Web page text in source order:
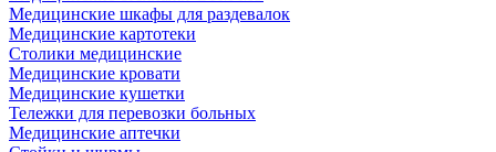
Медицинские шкафы для раздевалок
Медицинские картотеки
Столики медицинские
Медицинские кровати
Медицинские кушетки
Тележки для перевозки больных
Медицинские аптечки